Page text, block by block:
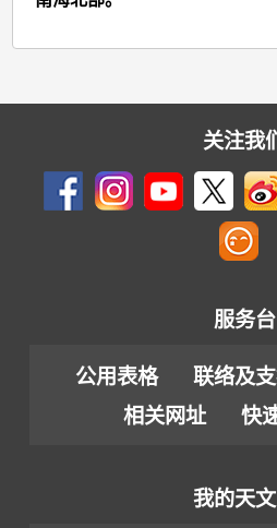
派
安
关注我
服务台
公用表格 联络及
相关网址
快
我的天